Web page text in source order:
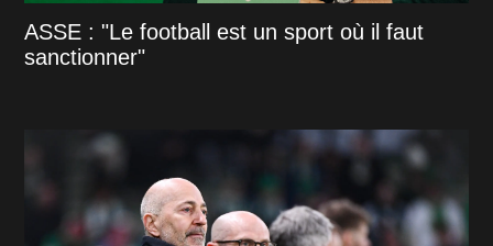
ASSE : "Le football est un sport où il faut
sanctionner"